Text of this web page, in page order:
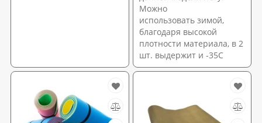
Можно
использовать зимой,
благодаря высокой
плотности материала, в 2
шт. выдержит и -35С